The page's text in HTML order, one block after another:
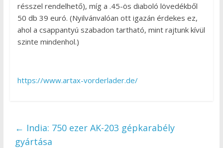
résszel rendelhető), míg a .45-ös diaboló lövedékből
50 db 39 euró. (Nyilvánvalóan ott igazán érdekes ez,
ahol a csappantyú szabadon tartható, mint rajtunk kívül
szinte mindenhol.)
https://www.artax-vorderlader.de/
← India: 750 ezer AK-203 gépkarabély
gyártása